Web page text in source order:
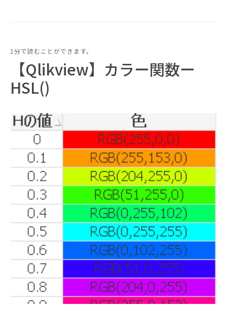
1分で読むことができます。
【Qlikview】カラー関数ー
HSL()